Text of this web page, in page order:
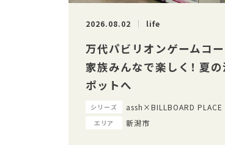
2026.08.02 life
万代パビリオンゲームコ
家族みんなで楽しく！ 夏
ポットへ
シリーズ assh×BILLBOARD PLACE
エリア 新潟市